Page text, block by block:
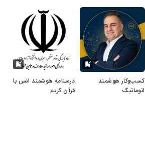
کسب‌وکار هوشمند
اتوماتیک
درسنامه هوشمند انس با
قرآن کریم